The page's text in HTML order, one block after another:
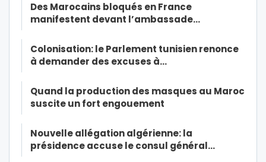
Des Marocains bloqués en France
manifestent devant l’ambassade…
Colonisation: le Parlement tunisien renonce
à demander des excuses à…
Quand la production des masques au Maroc
suscite un fort engouement
Nouvelle allégation algérienne: la
présidence accuse le consul général…